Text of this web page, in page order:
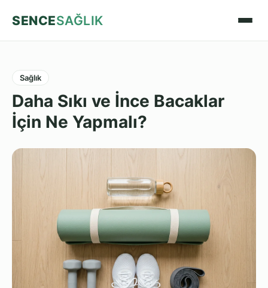
SENCESAĞLIK
Sağlık
Daha Sıkı ve İnce Bacaklar
İçin Ne Yapmalı?